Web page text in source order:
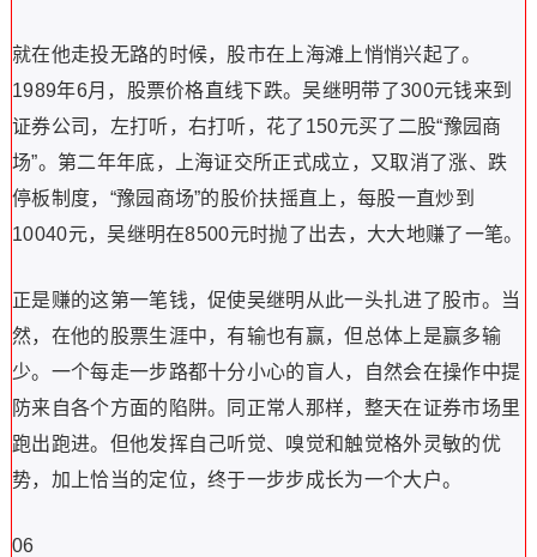
就在他走投无路的时候，股市在上海滩上悄悄兴起了。
1989年6月，股票价格直线下跌。吴继明带了300元钱来到
证券公司，左打听，右打听，花了150元买了二股“豫园商
场”。第二年年底，上海证交所正式成立，又取消了涨、跌
停板制度，“豫园商场”的股价扶摇直上，每股一直炒到
10040元，吴继明在8500元时抛了出去，大大地赚了一笔。
正是赚的这第一笔钱，促使吴继明从此一头扎进了股市。当
然，在他的股票生涯中，有输也有赢，但总体上是赢多输
少。一个每走一步路都十分小心的盲人，自然会在操作中提
防来自各个方面的陷阱。同正常人那样，整天在证券市场里
跑出跑进。但他发挥自己听觉、嗅觉和触觉格外灵敏的优
势，加上恰当的定位，终于一步步成长为一个大户。
06